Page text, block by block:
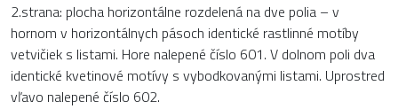
2.strana: plocha horizontálne rozdelená na dve polia – v
hornom v horizontálnych pásoch identické rastlinné motíby
vetvičiek s listami. Hore nalepené číslo 601. V dolnom poli dva
identické kvetinové motívy s vybodkovanými listami. Uprostred
vľavo nalepené číslo 602.